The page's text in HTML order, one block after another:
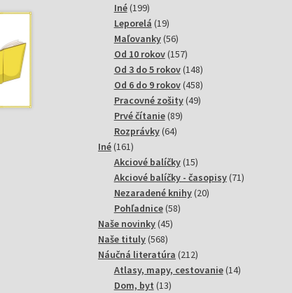
Iné 199199
produktov
Leporelá 1919
produktov
Maľovanky 5656
produktov
Od 10 rokov 157157
produktov
Od 3 do 5 rokov 148148
produktov
Od 6 do 9 rokov 458458
produktov
Pracovné zošity 4949
Prvé čítanie 8989
Rozprávky 6464
Iné 161161
produktov
Akciové balíčky 1515
produktov
Akciové balíčky - časopisy 7171
Nezaradené knihy 2020
Pohľadnice 5858
Naše novinky 4545
Naše tituly 568568
produktov
Náučná literatúra 212212
produktov
Atlasy, mapy, cestovanie 1414
Dom, byt 1313